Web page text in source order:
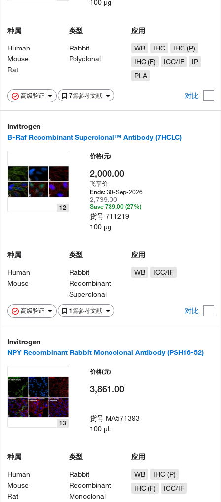
高级验证 7篇参考文献 对比
种属
Human
Mouse
Rat
类型
Rabbit
Polyclonal
应用
WB
IHC
IHC (P)
IHC (F)
ICC/IF
IP
PLA
100 µg
Invitrogen
B-Raf Recombinant Superclonal™ Antibody (7HCLC)
高级验证 1篇参考文献 对比
12
种属
Human
Mouse
类型
Rabbit
Recombinant
Superclonal
应用
WB
ICC/IF
价格(元)
2,000.00
飞享价
Ends:30-Sep-2026
2,739.00
Save 739.00 (27%)
货号711219
100 µg
Invitrogen
NPY Recombinant Rabbit Monoclonal Antibody (PSH16-52)
13
种属
Human
Mouse
Rat
类型
Rabbit
Recombinant
Monoclonal
应用
WB
IHC (P)
IHC (F)
ICC/IF
价格(元)
3,861.00
货号 MA571393
100 µL